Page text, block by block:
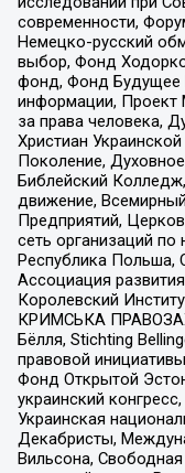
современности,
Немецко-русский
выбор, Фонд
фонд, Фонд Будущее
информации, Проект
за права человека,
Христиан
Поколение,
Библейский
движение,
Предприятий,
сеть организаций
Республика
Ассоциация
Королевский
КРИМСЬКА
Бёлля, Stichting
правовой
Фонд Открытой
украинский
Украинская
Декабристы,
Вильсона,